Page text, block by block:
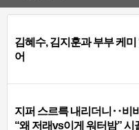
김혜수, 김지훈과 부부 케미
어
지퍼 스르륵 내리더니‥비
“왜 저래vs이게 워터밤” 시